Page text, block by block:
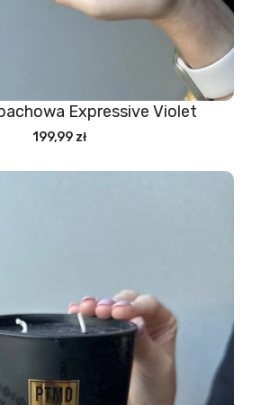
Expressive Violet
199,99 zł